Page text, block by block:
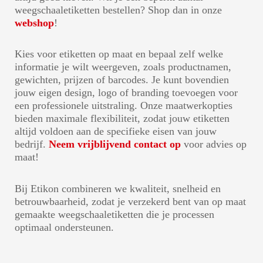
weegschaaletiketten bestellen? Shop dan in onze
webshop!
Kies voor etiketten op maat en bepaal zelf welke
informatie je wilt weergeven, zoals productnamen,
gewichten, prijzen of barcodes. Je kunt bovendien
jouw eigen design, logo of branding toevoegen voor
een professionele uitstraling. Onze maatwerkopties
bieden maximale flexibiliteit, zodat jouw etiketten
altijd voldoen aan de specifieke eisen van jouw
bedrijf. Neem vrijblijvend contact op voor advies op
maat!
Bij Etikon combineren we kwaliteit, snelheid en
betrouwbaarheid, zodat je verzekerd bent van op maat
gemaakte weegschaaletiketten die je processen
optimaal ondersteunen.